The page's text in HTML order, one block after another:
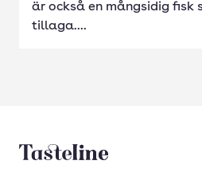
är också en mångsidig fisk
tillaga....
Tasteline startsida